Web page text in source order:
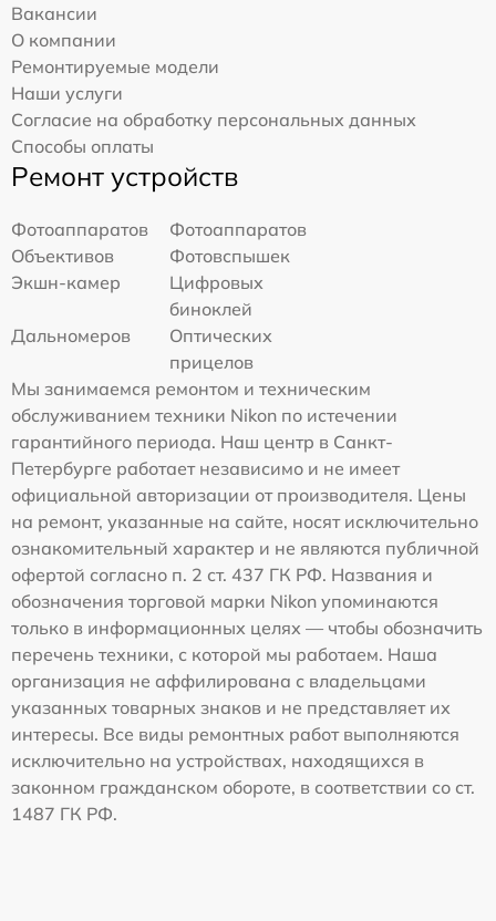
Вакансии
О компании
Ремонтируемые модели
Наши услуги
Согласие на обработку персональных данных
Способы оплаты
Ремонт устройств
Фотоаппаратов
Фотоаппаратов
Объективов
Фотовспышек
Экшн-камер
Цифровых
биноклей
Дальномеров
Оптических
прицелов
Мы занимаемся ремонтом и техническим
обслуживанием техники Nikon по истечении
гарантийного периода. Наш центр в Санкт-
Петербурге работает независимо и не имеет
официальной авторизации от производителя. Цены
на ремонт, указанные на сайте, носят исключительно
ознакомительный характер и не являются публичной
офертой согласно п. 2 ст. 437 ГК РФ. Названия и
обозначения торговой марки Nikon упоминаются
только в информационных целях — чтобы обозначить
перечень техники, с которой мы работаем. Наша
организация не аффилирована с владельцами
указанных товарных знаков и не представляет их
интересы. Все виды ремонтных работ выполняются
исключительно на устройствах, находящихся в
законном гражданском обороте, в соответствии со ст.
1487 ГК РФ.